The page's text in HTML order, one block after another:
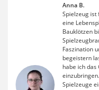
Anna B.
Spielzeug
eine
Bauklötzen
Faszination
begeistern
habe ich
Spielzeuge